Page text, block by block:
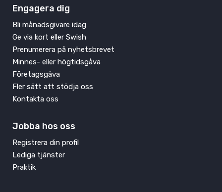
Engagera dig
Bli månadsgivare idag
Ge via kort eller Swish
Prenumerera på nyhetsbrevet
Minnes- eller högtidsgåva
Företagsgåva
Fler sätt att stödja oss
Kontakta oss
Jobba hos oss
Registrera din profil
Lediga tjänster
Praktik